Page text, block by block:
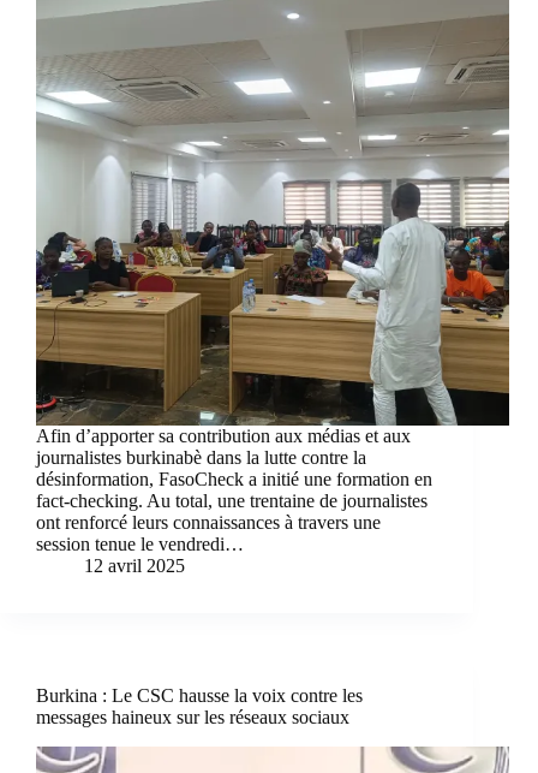
Afin d’apporter sa contribution aux médias et aux
journalistes burkinabè dans la lutte contre la
désinformation, FasoCheck a initié une formation en
fact-checking. Au total, une trentaine de journalistes
ont renforcé leurs connaissances à travers une
session tenue le vendredi…
12 avril 2025
Burkina : Le CSC hausse la voix contre les
messages haineux sur les réseaux sociaux